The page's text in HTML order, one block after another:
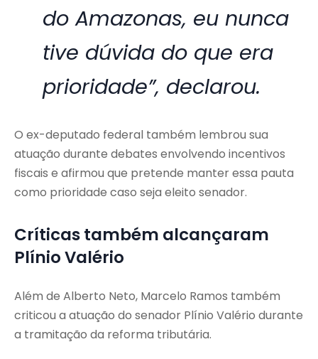
do Amazonas, eu nunca
tive dúvida do que era
prioridade”, declarou.
O ex-deputado federal também lembrou sua
atuação durante debates envolvendo incentivos
fiscais e afirmou que pretende manter essa pauta
como prioridade caso seja eleito senador.
Críticas também alcançaram
Plínio Valério
Além de Alberto Neto, Marcelo Ramos também
criticou a atuação do senador Plínio Valério durante
a tramitação da reforma tributária.